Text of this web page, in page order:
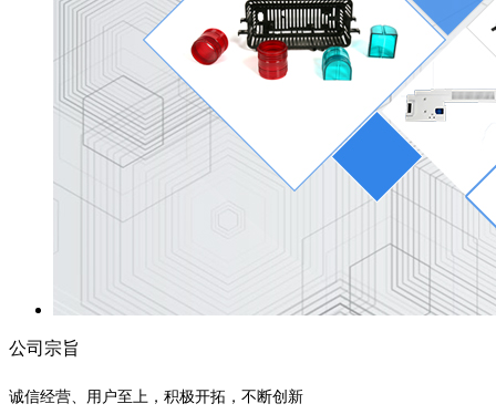
公司宗旨
诚信经营、用户至上，积极开拓，不断创新